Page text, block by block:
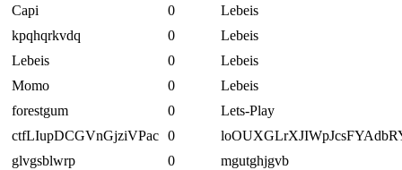
Capi
0
Lebeis
kpqhqrkvdq
0
Lebeis
Lebeis
0
Lebeis
Momo
0
Lebeis
forestgum
0
Lets-Play
ctfLIupDCGVnGjziVPac 0
glvgsblwrp
0
mgutghjgvb